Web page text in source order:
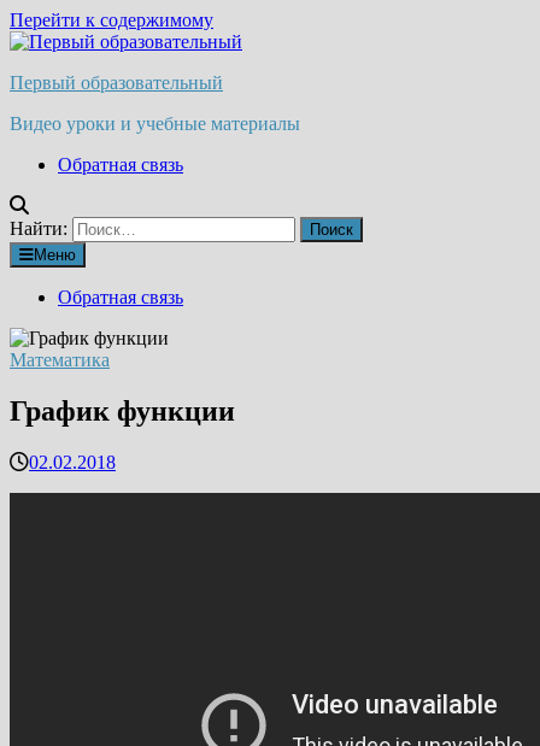
Перейти к содержимому
Первый образовательный
Видео уроки и учебные материалы
Обратная связь
Найти:
Меню
Обратная связь
Математика
График функции
02.02.2018